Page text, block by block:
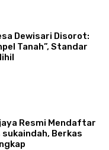
Dewisari Disorot:
Tanah”, Standar
Resmi Mendaftar
sukaindah, Berkas